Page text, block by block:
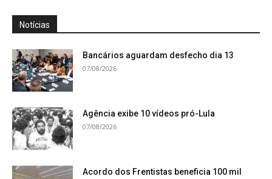
Notícias
Bancários aguardam desfecho dia 13
07/08/2026
Agência exibe 10 vídeos pró-Lula
07/08/2026
Acordo dos Frentistas beneficia 100 mil